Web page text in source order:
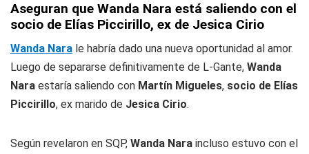
Aseguran que Wanda Nara está saliendo con el
socio de Elías Piccirillo, ex de Jesica Cirio
Wanda Nara le habría dado una nueva oportunidad al amor.
Luego de separarse definitivamente de L-Gante, Wanda
Nara estaría saliendo con Martín Migueles, socio de Elías
Piccirillo, ex marido de Jesica Cirio.
Según revelaron en SQP, Wanda Nara incluso estuvo con el